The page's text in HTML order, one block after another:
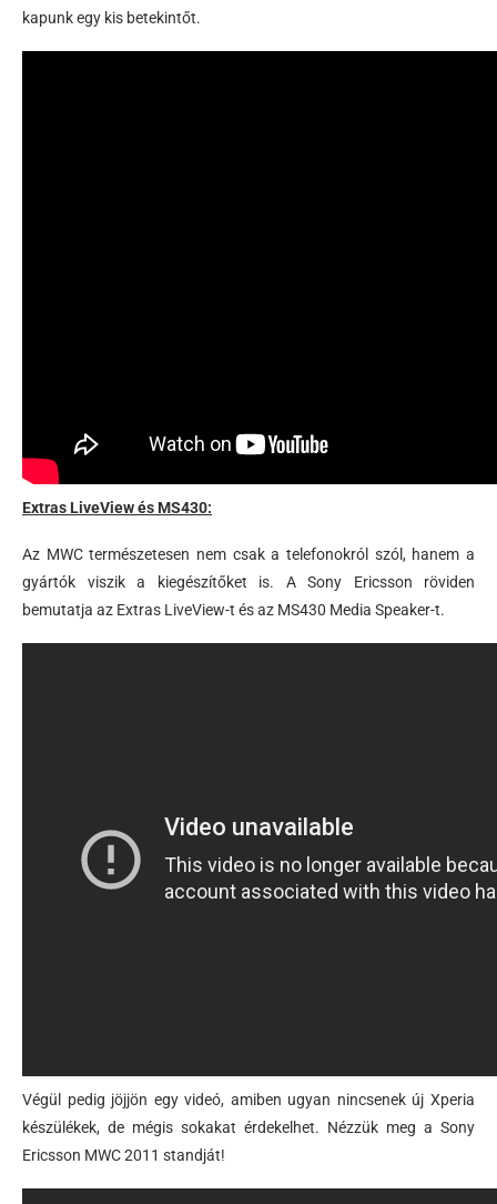
kapunk egy kis betekintőt.
Extras LiveView és MS430:
Az MWC természetesen nem csak a telefonokról szól, hanem a
gyártók viszik a kiegészítőket is. A Sony Ericsson röviden
bemutatja az Extras LiveView-t és az MS430 Media Speaker-t.
Végül pedig jöjjön egy videó, amiben ugyan nincsenek új Xperia
készülékek, de mégis sokakat érdekelhet. Nézzük meg a Sony
Ericsson MWC 2011 standját!